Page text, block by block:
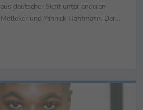
deutscher Sicht unter anderen
und Yannick Hanfmann. Der